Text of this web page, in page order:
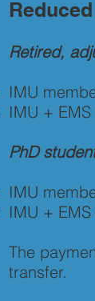
Retired,
IMU
IMU +
PhD
IMU
IMU +
The
transfer.